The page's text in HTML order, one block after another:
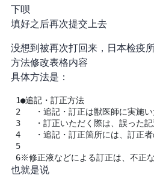
下呗
填好之后再次提交上去
没想到被再次打回来，日本检疫
方法修改表格内容
具体方法是：
1●追記・訂正方法
2
・追記・訂正は獣医師に実施
3
・訂正いただく際は、誤った
4
・追記・訂正箇所には、訂正
5
6※修正液などによる訂正は、不正
也就是说